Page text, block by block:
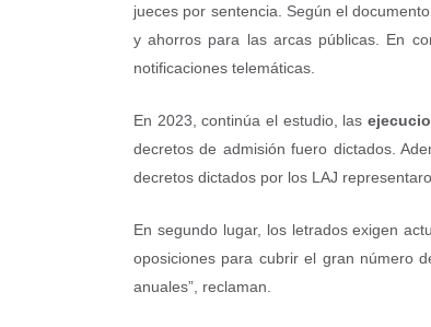
jueces por sentencia. Según el
y ahorros para las arcas públicas. En
notificaciones telemáticas.
En 2023, continúa el estudio, las
decretos de admisión fuero dictados.
decretos dictados por los LAJ
En segundo lugar, los letrados exigen
oposiciones para cubrir el gran número
anuales”, reclaman.